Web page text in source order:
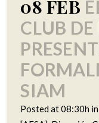
08 FEB
CLUB
SIAM
Posted at 08:30h